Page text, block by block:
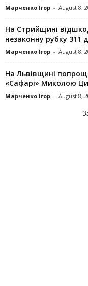
Марченко Ігор - August 8,
На Стрийщині
незаконну рубку 311
Марченко Ігор - August 8,
На Львівщині
«Сафарі» Миколою
Марченко Ігор - August 8,